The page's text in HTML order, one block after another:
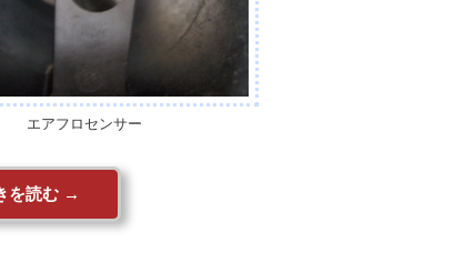
エアフロセンサー
を読む →